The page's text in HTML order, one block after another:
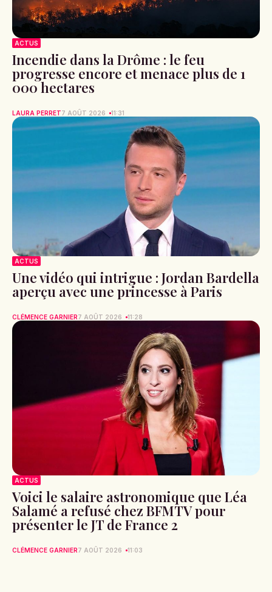
ACTUS
Incendie dans la Drôme : le feu
progresse encore et menace plus de 1
000 hectares
LAURA PERRET7 AOÛT 2026 11:31
ACTUS
Une vidéo qui intrigue : Jordan Bardella
aperçu avec une princesse à Paris
CLÉMENCE GARNIER7 AOÛT 2026 11:28
ACTUS
Voici le salaire astronomique que Léa
Salamé a refusé chez BFMTV pour
présenter le JT de France 2
CLÉMENCE GARNIER7 AOÛT 2026 11:03